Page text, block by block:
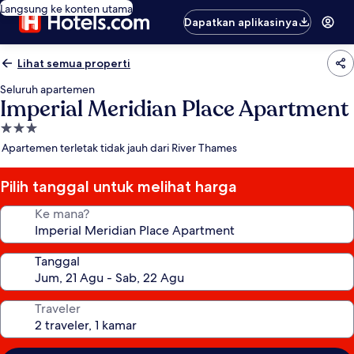
Langsung ke konten utama
Dapatkan aplikasinya
Lihat semua properti
Seluruh apartemen
Imperial Meridian Place Apartment
Properti
bintang
Apartemen terletak tidak jauh dari River Thames
Pilih tanggal untuk melihat harga
Ke mana?
Tanggal
Traveler